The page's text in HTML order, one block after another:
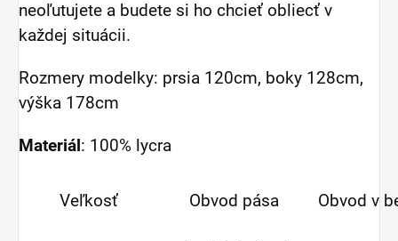
neoľutujete a budete si ho chcieť obliecť v
každej situácii.
Rozmery modelky: prsia 120cm, boky 128cm,
výška 178cm
Materiál : 100% lycra
Veľkosť Obvod pása Obvod v